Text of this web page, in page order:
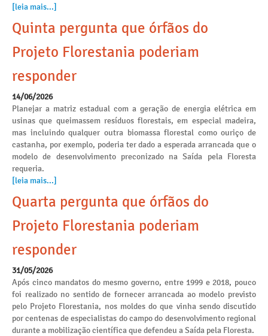
[leia mais...]
Quinta pergunta que órfãos do
Projeto Florestania poderiam
responder
14/06/2026
Planejar a matriz estadual com a geração de energia elétrica em
usinas que queimassem resíduos florestais, em especial madeira,
mas incluindo qualquer outra biomassa florestal como ouriço de
castanha, por exemplo, poderia ter dado a esperada arrancada que o
modelo de desenvolvimento preconizado na Saída pela Floresta
requeria.
[leia mais...]
Quarta pergunta que órfãos do
Projeto Florestania poderiam
responder
31/05/2026
Após cinco mandatos do mesmo governo, entre 1999 e 2018, pouco
foi realizado no sentido de fornecer arrancada ao modelo previsto
pelo Projeto Florestania, nos moldes do que vinha sendo discutido
por centenas de especialistas do campo do desenvolvimento regional
durante a mobilização científica que defendeu a Saída pela Floresta.